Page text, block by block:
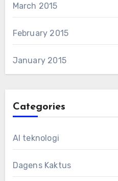
March 2015
February 2015
January 2015
Categories
AI teknologi
Dagens Kaktus